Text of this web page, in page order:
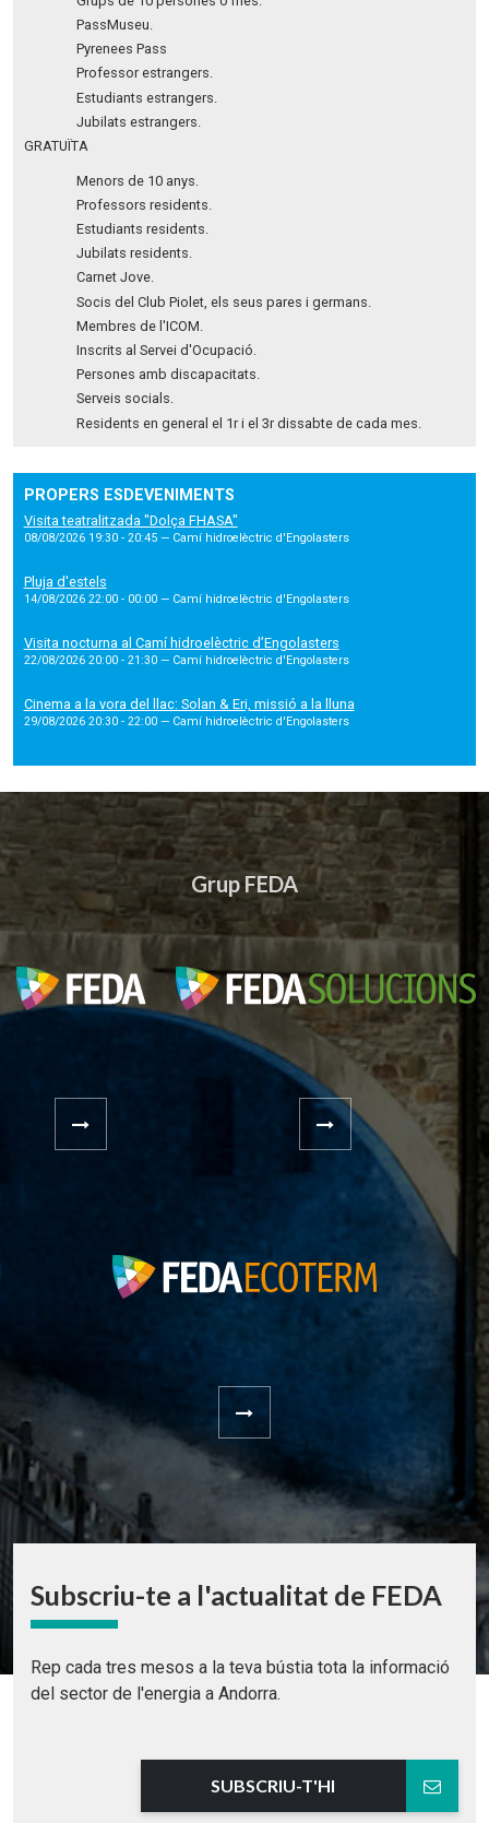
PassMuseu.
Pyrenees Pass
Professor estrangers.
Estudiants estrangers.
Jubilats estrangers.
GRATUÏTA
Menors de 10 anys.
Professors residents.
Estudiants residents.
Jubilats residents.
Carnet Jove.
Socis del Club Piolet, els seus pares i germans.
Membres de l'ICOM.
Inscrits al Servei d'Ocupació.
Persones amb discapacitats.
Serveis socials.
Residents en general el 1r i el 3r dissabte de cada mes.
PROPERS ESDEVENIMENTS
Visita teatralitzada "Dolça FHASA"
08/08/2026 19:30 - 20:45 — Camí hidroelèctric d'Engolasters
Pluja d'estels
14/08/2026 22:00 - 00:00 — Camí hidroelèctric d'Engolasters
Visita nocturna al Camí hidroelèctric d’Engolasters
22/08/2026 20:00 - 21:30 — Camí hidroelèctric d'Engolasters
Cinema a la vora del llac: Solan & Eri, missió a la lluna
29/08/2026 20:30 - 22:00 — Camí hidroelèctric d'Engolasters
Grup FEDA
Subscriu-te a l'actualitat de FEDA
Rep cada tres mesos a la teva bústia tota la informació
del sector de l'energia a Andorra.
SUBSCRIU-T'HI